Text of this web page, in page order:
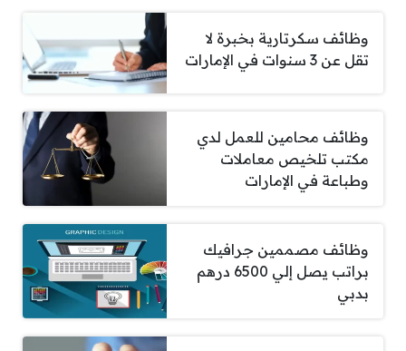
وظائف سكرتارية بخبرة لا
تقل عن 3 سنوات في الإمارات
وظائف محامين للعمل لدي
مكتب تلخيص معاملات
وطباعة في الإمارات
وظائف مصممين جرافيك
براتب يصل إلي 6500 درهم
بدبي